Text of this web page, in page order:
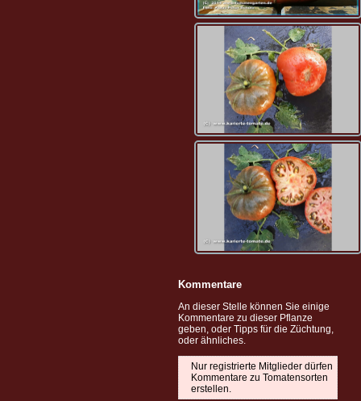
Kommentare
An dieser Stelle können Sie einige
Kommentare zu dieser Pflanze
geben, oder Tipps für die Züchtung,
oder ähnliches.
Nur registrierte Mitglieder dürfen
Kommentare zu Tomatensorten
erstellen.